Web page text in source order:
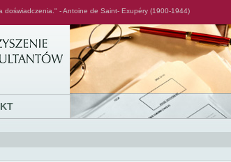
- Antoine de Saint- Exupéry (1900-1944)